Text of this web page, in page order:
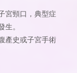
宮頸口，典型症
。
產史或子宮手術